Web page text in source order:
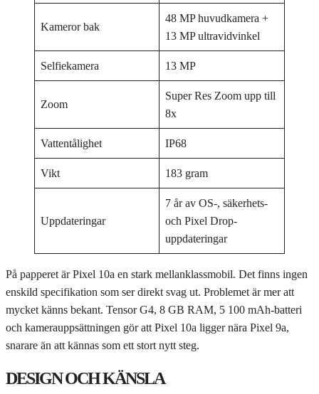
Kameror bak
48 MP huvudkamera +
13 MP ultravidvinkel
Selfiekamera 13 MP
Zoom
Super Res Zoom upp till
8x
Vattentålighet IP68
Vikt 183 gram
Uppdateringar
7 år av OS-, säkerhets-
och Pixel Drop-
uppdateringar
På papperet är Pixel 10a en stark mellanklassmobil. Det finns ingen
enskild specifikation som ser direkt svag ut. Problemet är mer att
mycket känns bekant. Tensor G4, 8 GB RAM, 5 100 mAh-batteri
och kamerauppsättningen gör att Pixel 10a ligger nära Pixel 9a,
snarare än att kännas som ett stort nytt steg.
DESIGN OCH KÄNSLA